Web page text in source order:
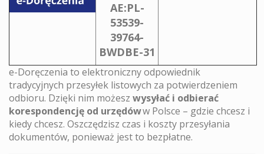
AE:PL-
53539-
39764-
BWDBE-31
e-Doręczenia to elektroniczny odpowiednik
tradycyjnych przesyłek listowych za potwierdzeniem
odbioru. Dzięki nim możesz wysyłać i odbierać
korespondencję od urzędóww Polsce – gdzie chcesz i
kiedy chcesz. Oszczędzisz czas i koszty przesyłania
dokumentów, ponieważ jest to bezpłatne.